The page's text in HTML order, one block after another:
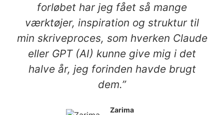
forløbet har jeg fået så mange
værktøjer, inspiration og struktur til
min skriveproces, som hverken Claude
eller GPT (AI) kunne give mig i det
halve år, jeg forinden havde brugt
dem.”
Zarima